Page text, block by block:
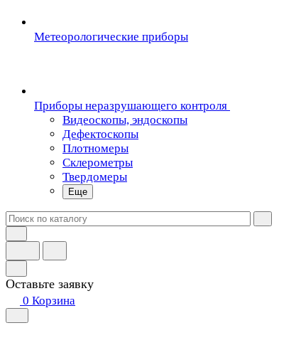
Метеорологические приборы
Приборы неразрушающего контроля
Видеоскопы, эндоскопы
Дефектоскопы
Плотномеры
Склерометры
Твердомеры
Еще
Оставьте заявку
0 Корзина